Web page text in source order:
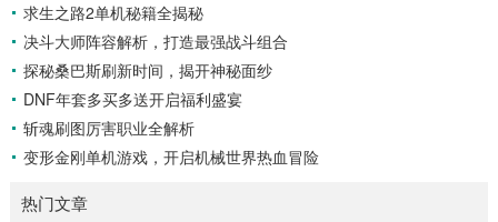
求生之路2单机秘籍全揭秘
决斗大师阵容解析，打造最强战斗组合
探秘桑巴斯刷新时间，揭开神秘面纱
DNF年套多买多送开启福利盛宴
斩魂刷图厉害职业全解析
变形金刚单机游戏，开启机械世界热血冒险
热门文章